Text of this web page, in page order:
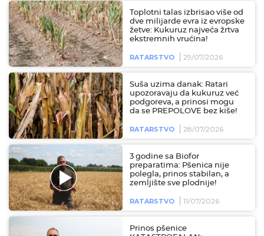
Toplotni talas izbrisao više od
dve milijarde evra iz evropske
žetve: Kukuruz najveća žrtva
ekstremnih vrućina!
RATARSTVO 29/07/2026
Suša uzima danak: Ratari
upozoravaju da kukuruz već
podgoreva, a prinosi mogu
da se PREPOLOVE bez kiše!
RATARSTVO 28/07/2026
3 godine sa Biofor
preparatima: Pšenica nije
polegla, prinos stabilan, a
zemljište sve plodnije!
RATARSTVO 11/07/2026
Prinos pšenice